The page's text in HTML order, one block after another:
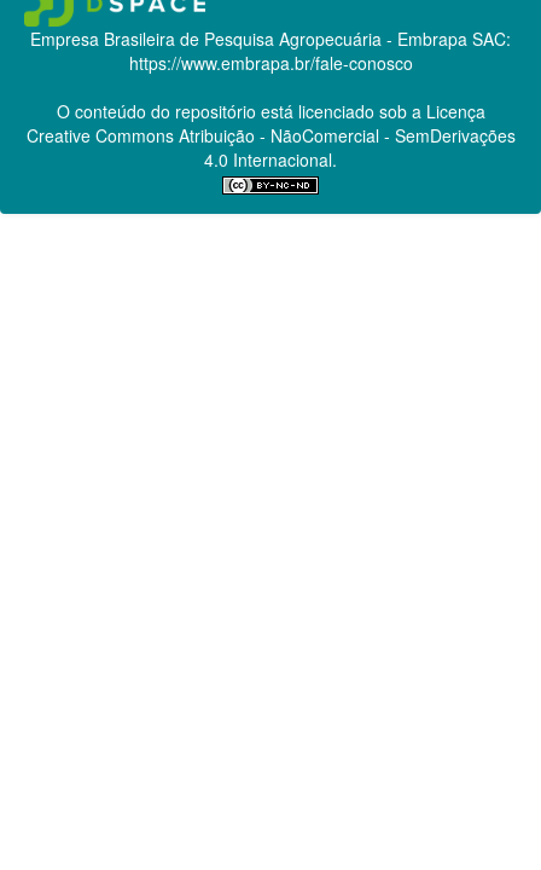
Empresa Brasileira de Pesquisa Agropecuária - Embrapa SAC:
https://www.embrapa.br/fale-conosco
O conteúdo do repositório está licenciado sob a Licença
Creative CommonsAtribuição - NãoComercial - SemDerivações
4.0 Internacional.